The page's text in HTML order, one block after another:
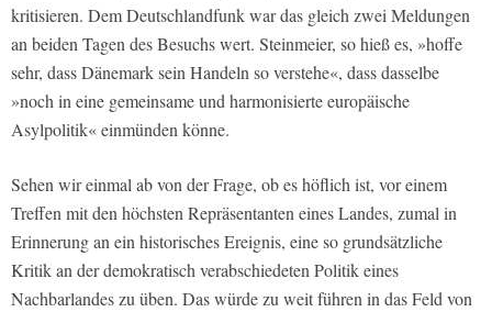
kritisieren. Dem Deutschlandfunk war das gleich zwei Meldungen
an beiden Tagen des Besuchs wert. Steinmeier, so hieß es, »hoffe
sehr, dass Dänemark sein Handeln so verstehe«, dass dasselbe
»noch in eine gemeinsame und harmonisierte europäische
Asylpolitik« einmünden könne.
Sehen wir einmal ab von der Frage, ob es höflich ist, vor einem
Treffen mit den höchsten Repräsentanten eines Landes, zumal in
Erinnerung an ein historisches Ereignis, eine so grundsätzliche
Kritik an der demokratisch verabschiedeten Politik eines
Nachbarlandes zu üben. Das würde zu weit führen in das Feld von